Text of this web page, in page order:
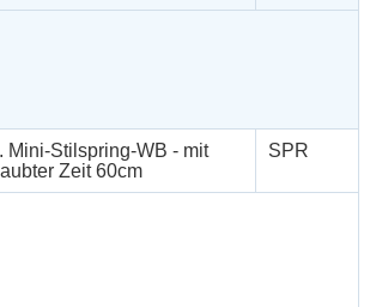
Mini-Stilspring-WB - mit
Zeit 60cm
SPR